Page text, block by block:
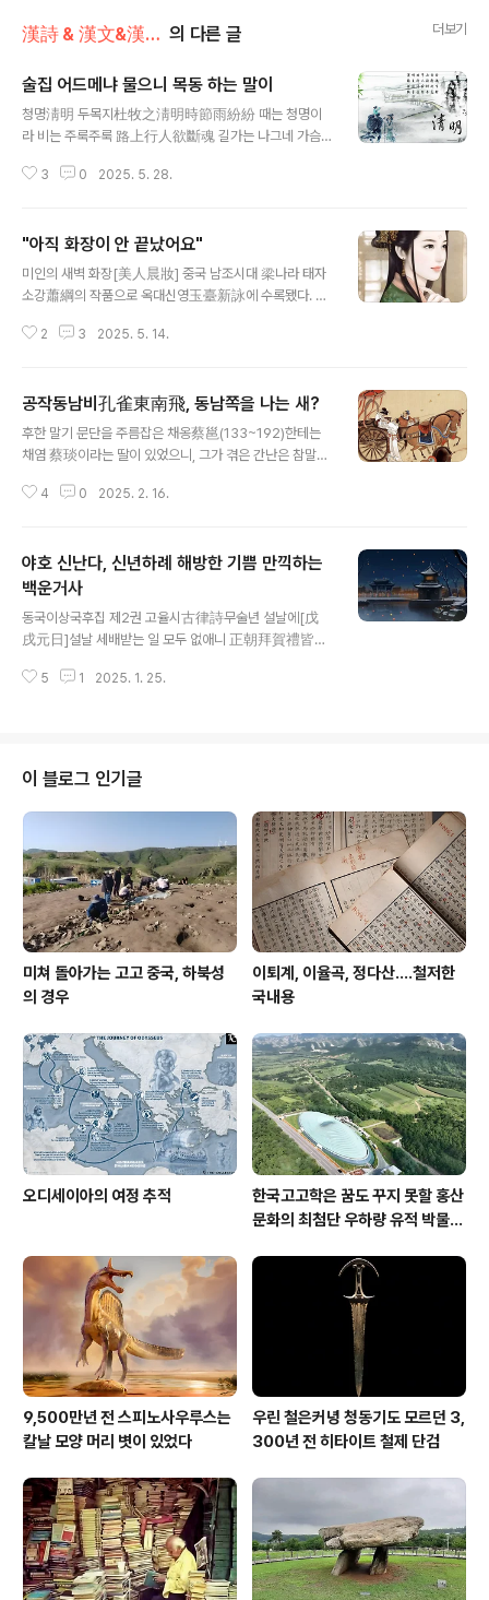
漢詩 & 漢文&漢文法 의 다른 글 더보기
술집 어드메냐 물으니 목동 하는 말이
청명淸明 두목지杜牧之淸明時節雨紛紛 때는 청명이
라 비는 주룩주룩 路上行人欲斷魂 길가는 나그네 가슴
牧童遙指杏花村 목동이 멀리 살구 핀 마을 가르키네 흔
대가리는 도론導論과 같아, 그 도론이 제아무리 씨잘데기
없이 보이고, 또 클리쉐하게 보여도 결국 마지막 구절 한 방
이라 언뜻 평범하게만 보이는 이 작품 또한 딱 한 구절, 곧
하나로 두고두고 명편으로 회자한다. 뭐 따질 이유 없다. 저
3 0 2025. 5. 28.
"아직 화장이 안 끝났어요"
미인의 새벽 화장[美人晨妝] 중국 남조시대 梁나라 태자
소강蕭綱의 작품으로 옥대신영玉臺新詠에 수록됐다. 첫
다. 그 옛날 여인의 화장과 그 미적 기준을 엿보게 하는 작
가 앉아 아침 거울 바라보니 錦帳復斜縈 비단 장막 또한
비스듬히 둘러쳤네 嬌羞不肯出 앳된 수줍음에 나오려 하
지 않고는 猶言妝未成 말하기를 아직 화장이 안 끝났어요
臉生 볼터치 화장이 빰 따라 피어나네 試將持出衆 그 모
2 3 2025. 5. 14.
공작동남비孔雀東南飛, 동남쪽을 나는 새?
후한 말기 문단을 주름잡은 채옹蔡邕(133~192)한테는
채염 蔡琰이라는 딸이 있었으니, 그가 겪은 간난은 참말로
를 엿보기로 하고, 이 딸 역시 아버지에 견줄 만한 뛰어난
유명한 시가 있으니, 본래 이 시는 제목이 없지마는 그 첫
구를 따라서 이리 이름한다. 그 첫 대목은 이렇다. 孔雀東
南飛 五里一徘徊 5리마다 한번씩 서성이네 十三
能織素 열셋에 비단짤 줄 알았고十四學裁衣 열넷엔 옷
만들기 배웠네 내가 늘 의심하는 대목은 저 첫 구절 공작동
남비孔雀東南飛라 이는 공작孔雀이라는 동남쪽을 날아
4 0 2025. 2. 16.
야호 신난다, 신년하례 해방한 기쁨 만끽하는
백운거사
동국이상국후집 제2권 고율시古律詩무술년 설날에[戊
戌元日]설날 세배받는 일 모두 없애니 正朝拜賀禮皆刪
그물 칠 만한데 / 門外雀羅方可設 왜 손들이 와서 서성대
閑中詠 눈바람 추운 날 조회도 면했네 風雪天寒免會朝
(이날 눈이 내렸다.)[주-D001] 참새 그물 칠 만한데 : 벼슬
에서 물러나와 한가하게 삶을 표현한 말. 사기史記 급정전
汲鄭傳에 “적공翟公이 정위廷尉로 있을 때엔 손님들
이 문에 가득하더니 퇴직한 후에는 문 밖에 새 잡는 그물
을 치게 되었다.” 하였다. ⓒ 한국고전번역원 | 김학
주 (역) ..
5 1 2025. 1. 25.
이 블로그 인기글
미쳐 돌아가는 고고 중국, 하북성
의 경우
이퇴계, 이율곡, 정다산....철저한
국내용
오디세이아의 여정 추적
한국고고학은 꿈도 꾸지 못할 홍산
문화의 최첨단 우하량 유적 박물관
9,500만년 전 스피노사우루스는
칼날 모양 머리 볏이 있었다
우린 철은커녕 청동기도 모르던 3,
300년 전 히타이트 철제 단검